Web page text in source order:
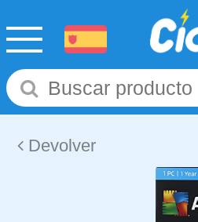
Devolver